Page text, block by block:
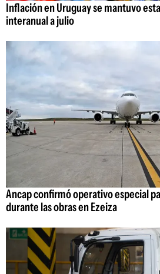
Inflación en Uruguay se mantuvo
interanual a julio
Ancap confirmó operativo especial
durante las obras en Ezeiza